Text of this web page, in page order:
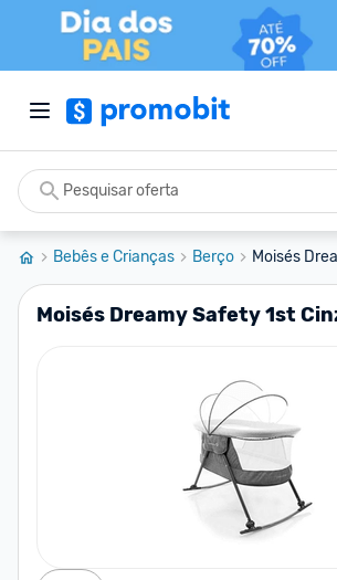
Bebês e Crianças Berço Moisés
Moisés Dreamy Safety 1st